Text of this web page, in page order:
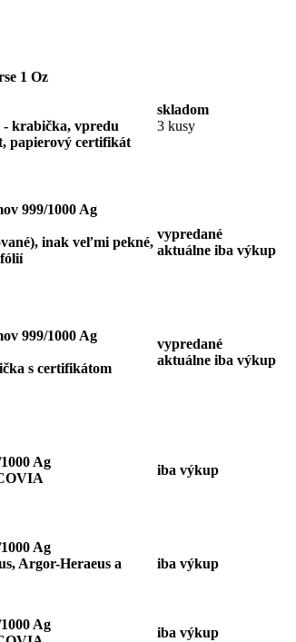
1 Oz
- krabička, vpredu
papierový certifikát
skladom
3 kusy
999/1000 Ag
inak veľmi pekné,
vypredané
aktuálne iba výkup
999/1000 Ag
s certifikátom
vypredané
aktuálne iba výkup
Ag
iba výkup
Ag
Argor-Heraeus a
iba výkup
Ag
iba výkup